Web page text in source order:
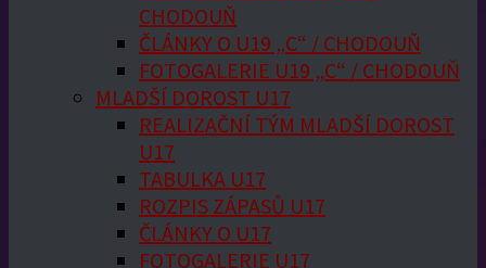
CHODOUŇ
ČLÁNKY O U19 „C“ / CHODOUŇ
FOTOGALERIE U19 „C“ / CHODOUŇ
MLADŠÍ DOROST U17
REALIZAČNÍ TÝM MLADŠÍ DOROST
U17
TABULKA U17
ROZPIS ZÁPASŮ U17
ČLÁNKY O U17
FOTOGALERIE U17